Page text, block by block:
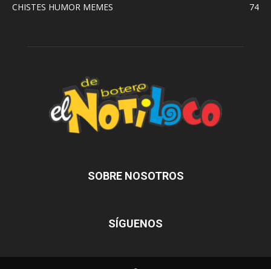
CHISTES HUMOR MEMES
74
SOBRE NOSOTROS
SÍGUENOS